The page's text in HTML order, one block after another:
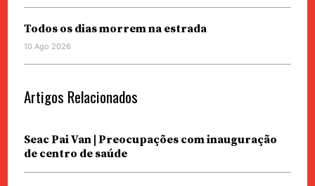
Todos os dias morrem na estrada
10 Ago 2026
Artigos Relacionados
Seac Pai Van | Preocupações com inauguração
de centro de saúde